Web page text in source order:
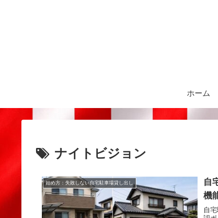
ホーム
ナイトビジョン
始め方：失敗しない自宅駐車場貸し出し
自
機
自